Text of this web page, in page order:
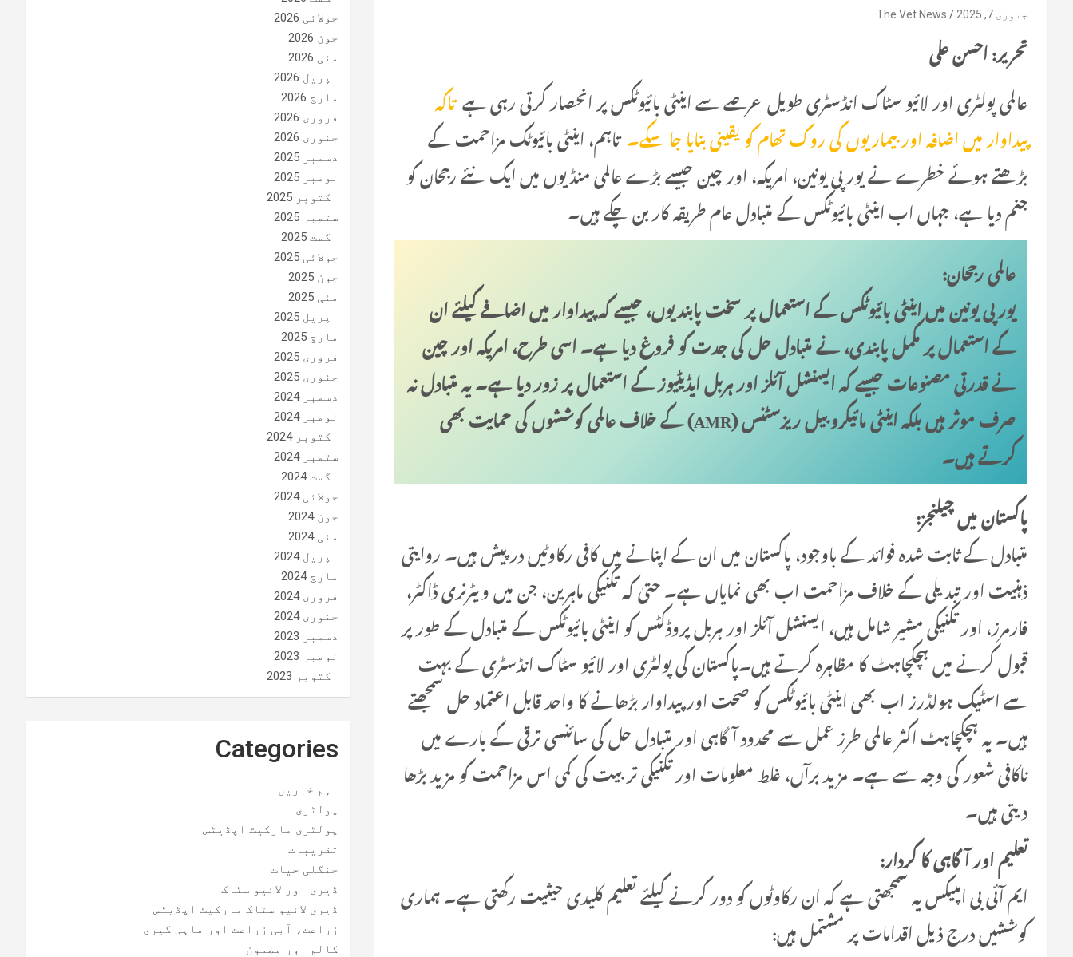
جنوری 7, 2025 The Vet News
تحریر: احسن علی
عالمی پولٹری اور لائیو سٹاک انڈسٹری طویل عرصے سے اینٹی بائیوٹکس پر انحصار کرتی رہی ہےتاکہ
پیداوار میں اضافہ اور بیماریوں کی روک تھام کو یقینی بنایا جا سکے۔تاہم، اینٹی بائیوٹک مزاحمت کے
بڑھتے ہوئے خطرے نے یورپی یونین، امریکہ، اور چین جیسے بڑے عالمی منڈیوں میں ایک نئے رجحان کو
جنم دیا ہے، جہاں اب اینٹی بائیوٹکس کے متبادل عام طریقہ کار بن چکے ہیں۔
عالمی رجحان:
یورپی یونین میں اینٹی بائیوٹکس کے استعمال پر سخت پابندیوں، جیسے کہ پیداوار میں اضافے کیلئے ان
کے استعمال پر مکمل پابندی، نے متبادل حل کی جدت کو فروغ دیا ہے۔ اسی طرح، امریکہ اور چین
نے قدرتی مصنوعات جیسے کہ ایسنشل آئلز اور ہربل ایڈیٹیوز کے استعمال پر زور دیا ہے۔ یہ متبادل نہ
صرف موثر ہیں بلکہ اینٹی مائیکروبیل ریزسٹنس (AMR) کے خلاف عالمی کوششوں کی حمایت بھی
کرتے ہیں۔
پاکستان میں چیلنجز:
متبادل کے ثابت شدہ فوائد کے باوجود، پاکستان میں ان کے اپنانے میں کافی رکاوٹیں درپیش ہیں۔ روایتی
ذہنیت اور تبدیلی کے خلاف مزاحمت اب بھی نمایاں ہے۔ حتیٰ کہ تکنیکی ماہرین، جن میں ویٹرنری ڈاکٹر،
فارمرز، اور تکنیکی مشیر شامل ہیں، ایسنشل آئلز اور ہربل پروڈکٹس کو اینٹی بائیوٹکس کے متبادل کے طور پر
قبول کرنے میں ہچکچاہٹ کا مظاہرہ کرتے ہیں۔پاکستان کی پولٹری اور لائیو سٹاک انڈسٹری کے بہت
سے اسٹیک ہولڈرز اب بھی اینٹی بائیوٹکس کو صحت اور پیداوار بڑھانے کا واحد قابل اعتماد حل سمجھتے
ہیں۔ یہ ہچکچاہٹ اکثر عالمی طرز عمل سے محدود آگاہی اور متبادل حل کی سائنسی ترقی کے بارے میں
ناکافی شعور کی وجہ سے ہے۔ مزید برآں، غلط معلومات اور تکنیکی تربیت کی کمی اس مزاحمت کو مزید بڑھا
دیتی ہیں۔
تعلیم اور آگاہی کا کردار:
ایم آئی بی امپیکس یہ سمجھتی ہے کہ ان رکاوٹوں کو دور کرنے کیلئے تعلیم کلیدی حیثیت رکھتی ہے۔ ہماری
کوششیں درج ذیل اقدامات پر مشتمل ہیں:
جولائی 2026
جون 2026
مئی 2026
اپریل 2026
مارچ 2026
فروری 2026
جنوری 2026
دسمبر 2025
نومبر 2025
اکتوبر 2025
ستمبر 2025
اگست 2025
جولائی 2025
جون 2025
مئی 2025
اپریل 2025
مارچ 2025
فروری 2025
جنوری 2025
دسمبر 2024
نومبر 2024
اکتوبر 2024
ستمبر 2024
اگست 2024
جولائی 2024
جون 2024
مئی 2024
اپریل 2024
مارچ 2024
فروری 2024
جنوری 2024
دسمبر 2023
نومبر 2023
اکتوبر 2023
Categories
اہم خبریں
پولٹری
پولٹری مارکیٹ اپڈیٹس
تقریبات
جنگلی حیات
ڈیری اور لائیو سٹاک
ڈیری لائیو سٹاک مارکیٹ اپڈیٹس
زراعت، آبی زراعت اور ماہی گیری
کالم اور مضمون